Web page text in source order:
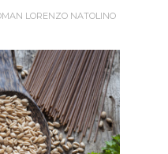
LORENZO NATOLINO